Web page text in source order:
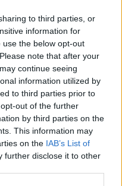
to third parties, or
information for
the below opt-out
note that after your
continue seeing
information utilized by
to third parties prior to
out of the further
by third parties on the
This information may
on the IAB’s List of
further disclose it to other
περίπτωσή μου
κλίμα για
νιώθω πολύ
υπέροχα και
Πιστεύω ότι θα
της παραμονής μου,